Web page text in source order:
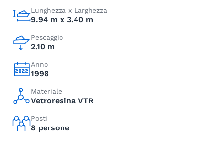
Lunghezza x Larghezza
9.94 m x 3.40 m
Pescaggio
2.10 m
Anno
1998
Materiale
Vetroresina VTR
Posti
8 persone